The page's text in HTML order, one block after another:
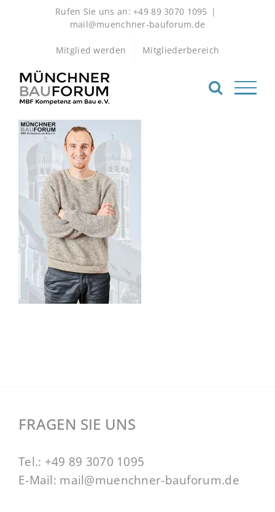
Rufen Sie uns an: +49 89 3070 1095 |
mail@muenchner-bauforum.de
Mitglied werden Mitgliederbereich
FRAGEN SIE UNS
Tel.: +49 89 3070 1095
E-Mail: mail@muenchner-bauforum.de